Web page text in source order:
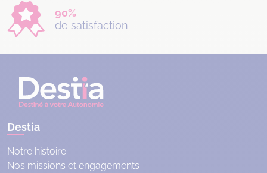
90%
de satisfaction
Destia
Notre histoire
Nos missions et engagements